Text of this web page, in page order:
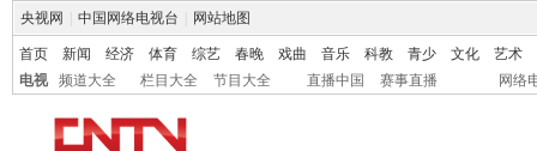
央视网 中国网络电视台 网站地图
首页 新闻 经济 体育 综艺 春晚 戏曲 音乐 科教 青少 文化
艺术
电视
频道大全 栏目大全 节目大全 直播中国 赛事直播 网络